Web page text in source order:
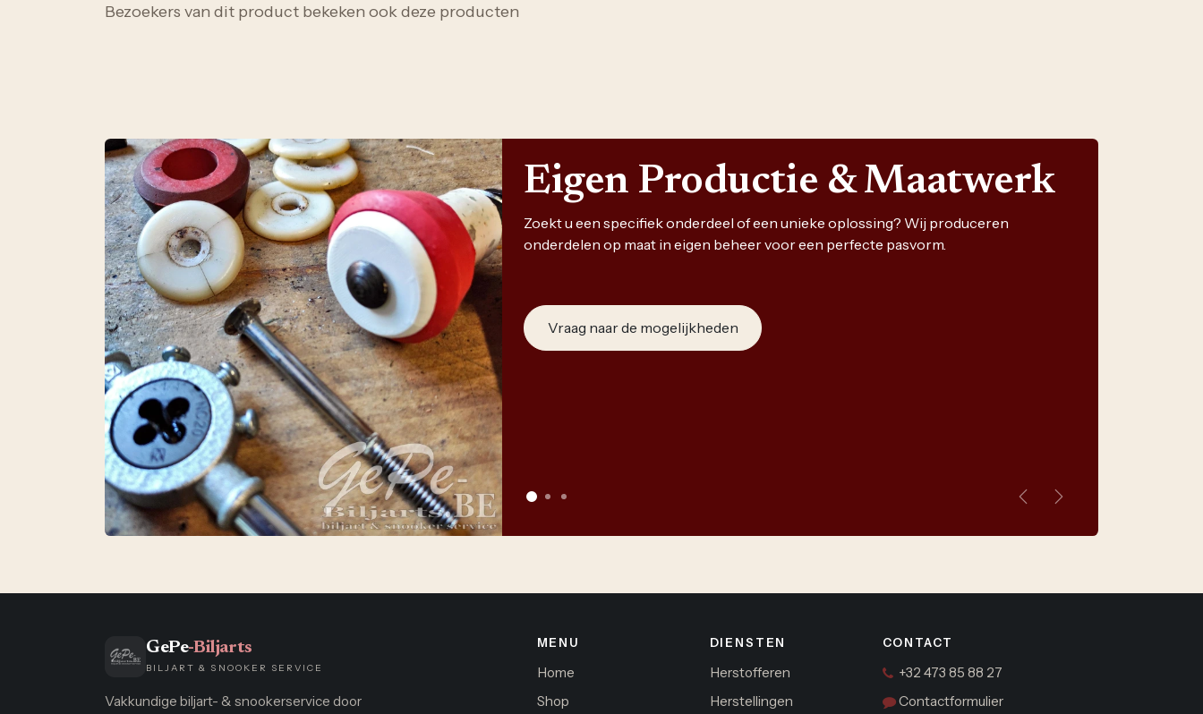
Bezoekers van dit product bekeken ook deze producten
Eigen Productie & Maatwerk
Zoekt u een specifiek onderdeel of een unieke oplossing? Wij produceren
onderdelen op maat in eigen beheer voor een perfecte pasvorm.
Vraag naar de mogelijkheden
VorigeVolgende
GePe-Biljarts
BILJART & SNOOKER SERVICE
Vakkundige biljart- & snookerservice door
MENU
Home
Shop
DIENSTEN
Herstofferen
Herstellingen
CONTACT
+32 473 85 88 27
Contactformulier